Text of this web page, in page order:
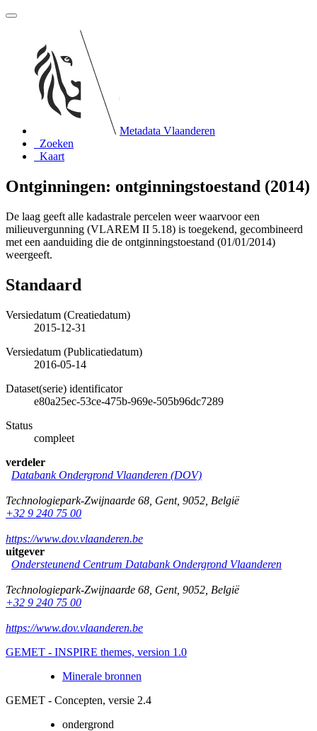
Metadata Vlaanderen
Zoeken
Kaart
Ontginningen: ontginningstoestand (2014)
De laag geeft alle kadastrale percelen weer waarvoor een
milieuvergunning (VLAREM II 5.18) is toegekend, gecombineerd
met een aanduiding die de ontginningstoestand (01/01/2014)
weergeeft.
Standaard
Versiedatum (Creatiedatum)
2015-12-31
Versiedatum (Publicatiedatum)
2016-05-14
Dataset(serie) identificator
e80a25ec-53ce-475b-969e-505b96dc7289
Status
compleet
verdeler
Databank Ondergrond Vlaanderen (DOV)
Technologiepark-Zwijnaarde 68 Gent, 9052 België
+32 9 240 75 00
https://www.dov.vlaanderen.be
uitgever
Ondersteunend Centrum Databank Ondergrond Vlaanderen
Technologiepark-Zwijnaarde 68 Gent, 9052 België
+32 9 240 75 00
https://www.dov.vlaanderen.be
GEMET - INSPIRE themes, version 1.0
Minerale bronnen
GEMET - Concepten, versie 2.4
ondergrond